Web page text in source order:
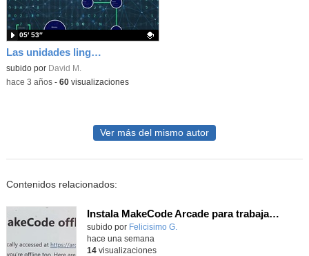
Las unidades lingüísticas y las disciplinas que las estudian.
Contenido educativo.
subido por David M.
05′ 53″
-hace 3 años- 60visualizaciones
Ver más del mismo autor
Contenidos relacionados:
Instala MakeCode Arcade para trabajar offline en tu tablet, ordenador, Chromebook
Contenido educativo.
subido por Felicisimo G.
hace una semana
14visualizaciones